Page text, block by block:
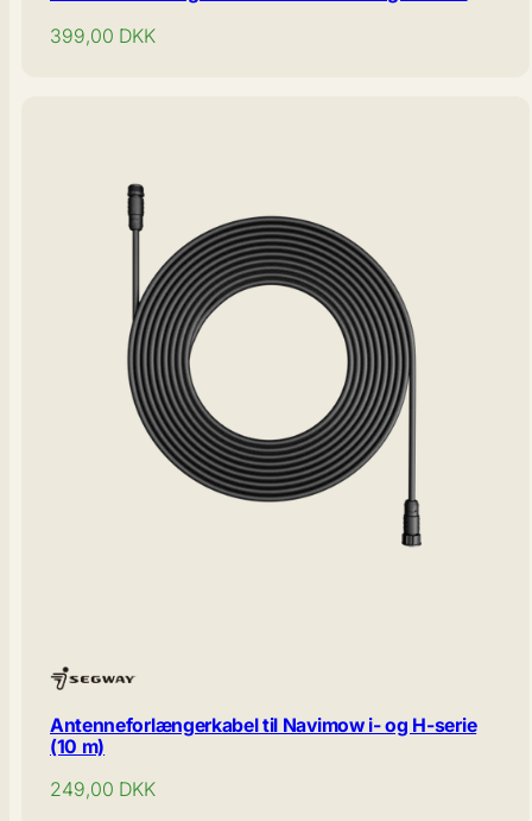
Normal
399,00 DKK
Antenneforlængerkabel til Navimow i- og H-serie
(10 m)
Normal
249,00 DKK